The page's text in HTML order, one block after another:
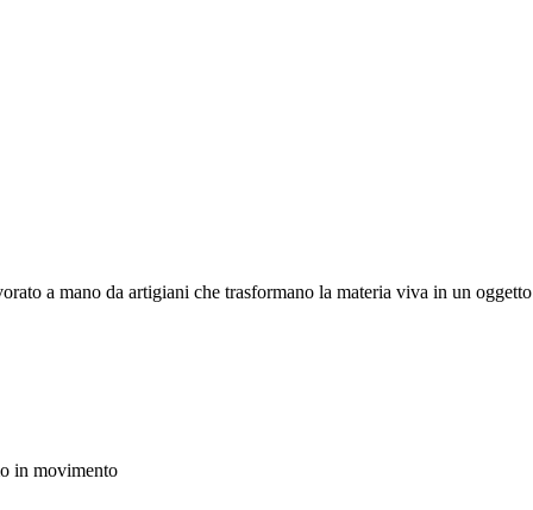
a mano da artigiani che trasformano la materia viva in un
in movimento